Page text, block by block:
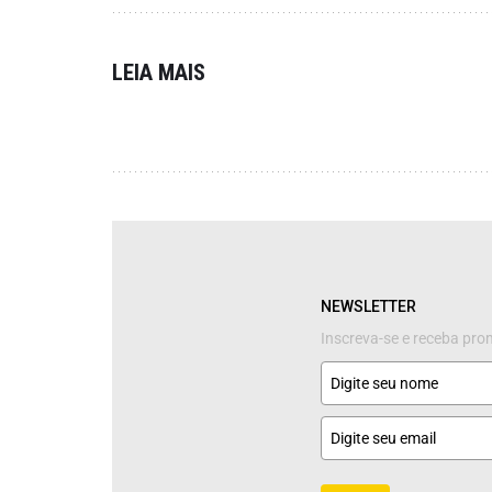
LEIA MAIS
NEWSLETTER
Inscreva-se e receba